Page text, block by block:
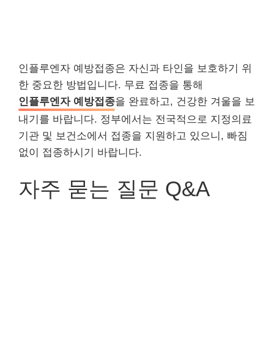
인플루엔자 예방접종은 자신과 타인을 보호하기 위
한 중요한 방법입니다. 무료 접종을 통해
인플루엔자 예방접종을 완료하고, 건강한 겨울을 보
내기를 바랍니다. 정부에서는 전국적으로 지정의료
기관 및 보건소에서 접종을 지원하고 있으니, 빠짐
없이 접종하시기 바랍니다.
자주 묻는 질문 Q&A